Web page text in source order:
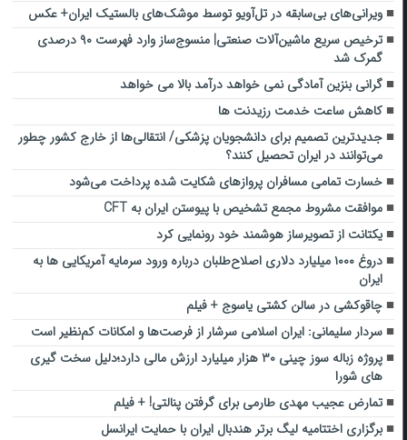
ویرانی‌های بی‌سابقه در تل‌آویو توسط موشک‌های بالستیک ایران+ عکس
ترخیص سریع‌ ماشین‌آلات صنعتی| منسوج‌ساز وارد فهرست ۹۰ درصدی
گمرک شد
گرانی بنزین آمادگی نمی خواهد درآمد بالا می خواهد
کاهش ساعت خدمت رزیدنت ها
جدیدترین تصمیم برای دانشجویان پزشکی/ انتقالی‌ها از خارج کشور چطور
می‌توانند در ایران تحصیل کنند؟
خسارت تمامی مسافران پروازهای شکایت شده پرداخت می‌شود
موافقت مشروط مجمع تشخیص با پیوستن ایران به CFT
یکتانت از تصویرساز هوشمند خود رونمایی کرد
دروغ ۱۰۰۰ میلیارد دلاری اصلاح‌طلبان درباره ورود سرمایه آمریکایی ها به
ایران
چاقوکشی در سالن کشتی یاسوج + فیلم
سردار سلیمانی: ایران اسلامی سرشار از فرصت‌ها و امکانات کم‌نظیر است
پروژه زباله سوز چینی ۳۰ هزار میلیارد ارزش مالی دارد؛دلیل سخت گیری
های شورا
تمارض عجیب مهدی طارمی برای گرفتن پنالتی! + فیلم
برگزاری اختتامیه لیگ برتر هندبال ایران با حمایت ایرانسل